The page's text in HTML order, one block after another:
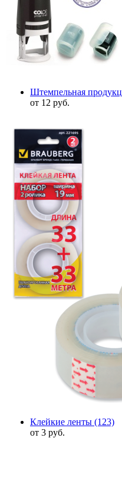
Штемпельная
от 12 руб.
Клейкие ленты (123)
от 3 руб.